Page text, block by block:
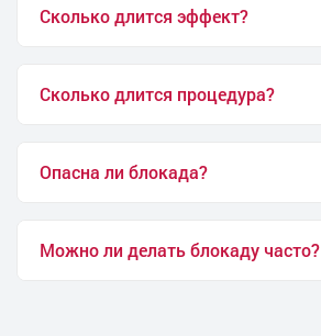
Сколько длится эффект?
Сколько длится процедура?
Опасна ли блокада?
Можно ли делать блокаду часто?